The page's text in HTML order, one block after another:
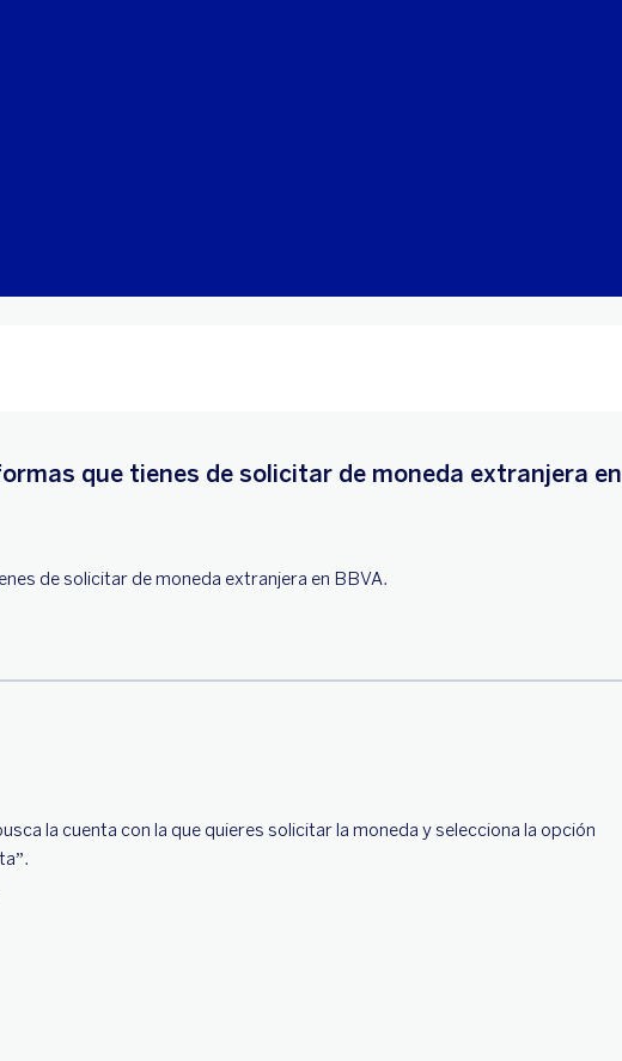
que tienes de solicitar de moneda extranjera en
de solicitar de moneda extranjera en BBVA.
la cuenta con la que quieres solicitar la moneda y selecciona la opción